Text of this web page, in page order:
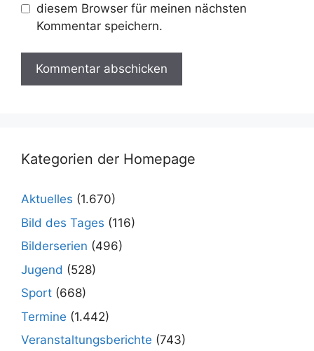
diesem Browser für meinen nächsten
Kommentar speichern.
Kategorien der Homepage
Aktuelles (1.670)
Bild des Tages (116)
Bilderserien (496)
Jugend (528)
Sport (668)
Termine (1.442)
Veranstaltungsberichte (743)